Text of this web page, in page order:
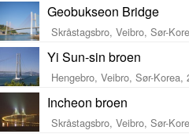
Geobukseon Bridge
Skråstagsbro, Veibro, Sør-
Yi Sun-sin broen
Hengebro, Veibro, Sør-Korea,
Incheon broen
Skråstagsbro, Veibro, Sør-